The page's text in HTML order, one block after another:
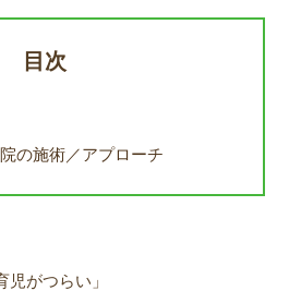
目次
の施術／アプローチ
児がつらい」